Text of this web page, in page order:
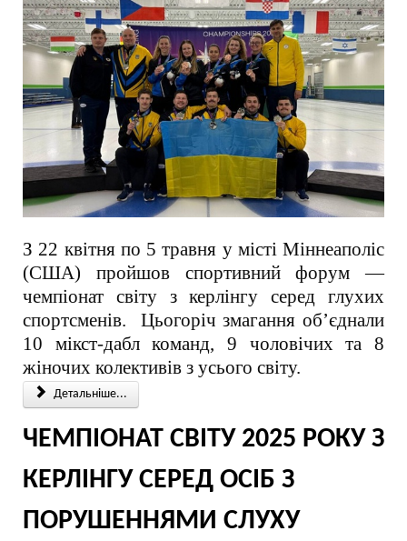
З 22 квітня по 5 травня у місті Міннеаполіс
(США) пройшов спортивний форум —
чемпіонат світу з керлінгу серед глухих
спортсменів. Цьогоріч змагання об’єднали
10 мікст-дабл команд, 9 чоловічих та 8
жіночих колективів з усього світу.
Детальніше...
ЧЕМПІОНАТ СВІТУ 2025 РОКУ З
КЕРЛІНГУ СЕРЕД ОСІБ З
ПОРУШЕННЯМИ СЛУХУ